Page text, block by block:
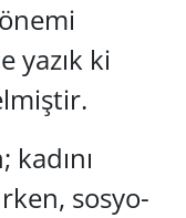
yazık ki
sosyo-